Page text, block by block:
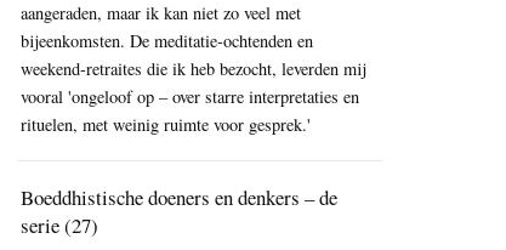
aangeraden, maar ik kan niet zo veel met
bijeenkomsten. De meditatie-ochtenden en
weekend-retraites die ik heb bezocht, leverden mij
vooral 'ongeloof op – over starre interpretaties en
rituelen, met weinig ruimte voor gesprek.'
Boeddhistische doeners en denkers – de
serie (27)